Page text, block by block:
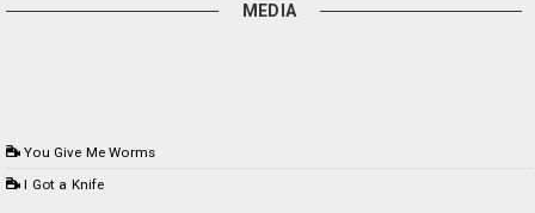
MEDIA
You Give Me Worms
I Got a Knife